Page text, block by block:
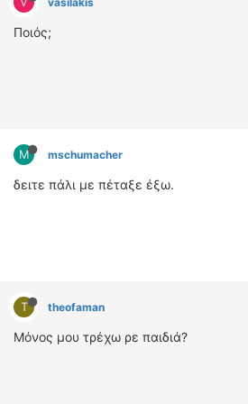
Ποιός;
M mschumacher
δειτε πάλι με πέταξε έξω.
T theofaman
Μόνος μου τρέχω ρε παιδιά?